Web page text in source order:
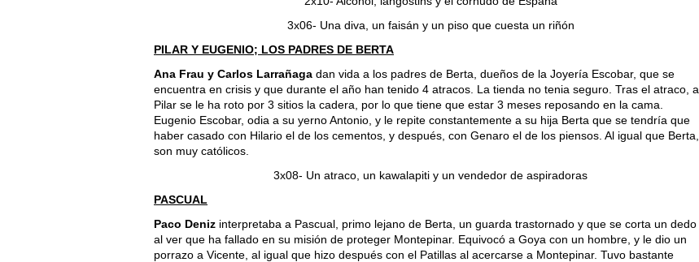
3x06- Una diva, un faisán y un piso que cuesta un riñón
PILAR Y EUGENIO; LOS PADRES DE BERTA
Ana Frau y Carlos Larrañaga dan vida a los padres de Berta, dueños de la Joyería Escobar, que se
encuentra en crisis y que durante el año han tenido 4 atracos. La tienda no tenia seguro. Tras el atraco, a
Pilar se le ha roto por 3 sitios la cadera, por lo que tiene que estar 3 meses reposando en la cama.
Eugenio Escobar, odia a su yerno Antonio, y le repite constantemente a su hija Berta que se tendría que
haber casado con Hilario el de los cementos, y después, con Genaro el de los piensos. Al igual que Berta,
son muy católicos.
3x08- Un atraco, un kawalapiti y un vendedor de aspiradoras
PASCUAL
Paco Deniz interpretaba a Pascual, primo lejano de Berta, un guarda trastornado y que se corta un dedo
al ver que ha fallado en su misión de proteger Montepinar. Equivocó a Goya con un hombre, y le dio un
porrazo a Vicente, al igual que hizo después con el Patillas al acercarse a Montepinar. Tuvo bastante